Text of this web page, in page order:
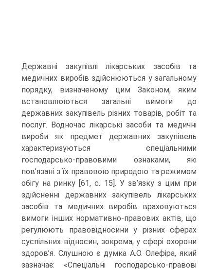
Державні закупівлі лікарських засобів та
медичних виробів здійснюються у загальному
порядку, визначеному цим Законом, яким
встановлюються загальні вимоги до
державних закупівель різних товарів, робіт та
послуг. Водночас лікарські засоби та медичні
вироби як предмет державних закупівель
характеризуються спеціальними
господарсько-правовими ознаками, які
пов’язані з їх правовою природою та режимом
обігу на ринку [61, с. 15]. У зв’язку з цим при
здійсненні державних закупівель лікарських
засобів та медичних виробів враховуються
вимоги інших нормативно-правових актів, що
регулюють правовідносини у різних сферах
суспільних відносин, зокрема, у сфері охорони
здоров’я. Слушною є думка А.О. Олефіра, який
зазначає: «Спеціальні господарсько-правові